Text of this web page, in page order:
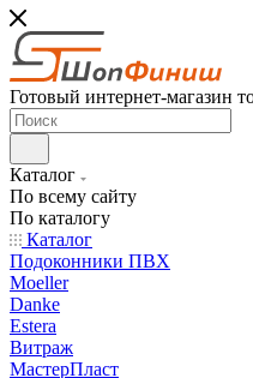
Готовый интернет-магазин
Каталог
По всему сайту
По каталогу
Каталог
Подоконники ПВХ
Moeller
Danke
Estera
Витраж
МастерПласт